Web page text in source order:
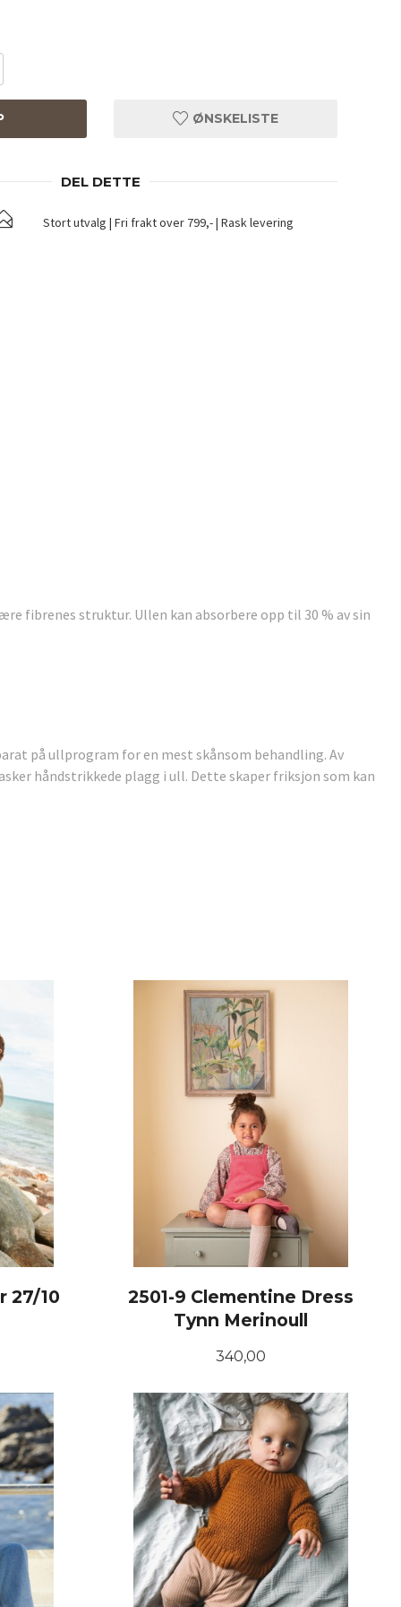
ØNSKELISTE
DEL DETTE
Stort utvalg | Fri frakt over 799,- | Rask levering
fibrenes struktur. Ullen kan absorbere opp til 30 % av sin
på ullprogram for en mest skånsom behandling. Av
håndstrikkede plagg i ull. Dette skaper friksjon som kan
27/10
2501-9 Clementine Dress
Tynn Merinoull
Pris
340,00
LES MER